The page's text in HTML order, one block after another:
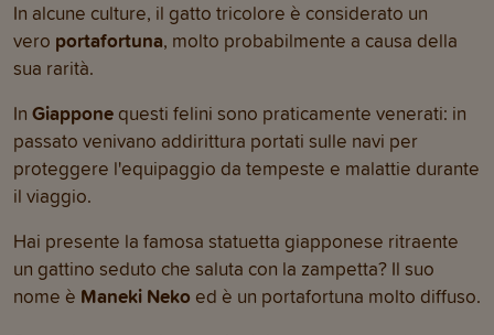
In alcune culture, il gatto tricolore è considerato un
vero portafortuna, molto probabilmente a causa della
sua rarità.
In Giappone questi felini sono praticamente venerati: in
passato venivano addirittura portati sulle navi per
proteggere l'equipaggio da tempeste e malattie durante
il viaggio.
Hai presente la famosa statuetta giapponese ritraente
un gattino seduto che saluta con la zampetta? Il suo
nome è Maneki Neko ed è un portafortuna molto diffuso.